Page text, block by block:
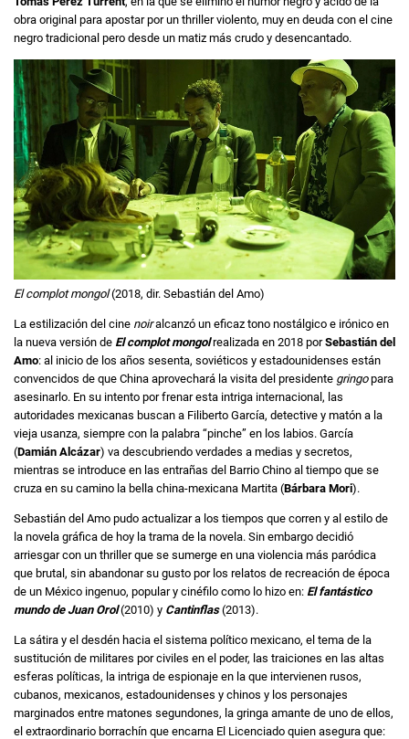
obra original para apostar por un thriller violento, muy en deuda con el cine
negro tradicional pero desde un matiz más crudo y desencantado.
El complot mongol(2018, dir. Sebastián del Amo)
La estilización del cine noiralcanzó un eficaz tono nostálgico e irónico en
la nueva versión de El complot mongolrealizada en 2018 porSebastián del
Amo: al inicio de los años sesenta, soviéticos y estadounidenses están
convencidos de que China aprovechará la visita del presidente gringopara
asesinarlo. En su intento por frenar esta intriga internacional, las
autoridades mexicanas buscan a Filiberto García, detective y matón a la
vieja usanza, siempre con la palabra “pinche” en los labios. García
(Damián Alcázar) va descubriendo verdades a medias y secretos,
mientras se introduce en las entrañas del Barrio Chino al tiempo que se
cruza en su camino la bella china-mexicana Martita (Bárbara Mori).
Sebastián del Amo pudo actualizar a los tiempos que corren y al estilo de
la novela gráfica de hoy la trama de la novela. Sin embargo decidió
arriesgar con un thriller que se sumerge en una violencia más paródica
que brutal, sin abandonar su gusto por los relatos de recreación de época
de un México ingenuo, popular y cinéfilo como lo hizo en: El fantástico
mundo de Juan Orol(2010) y Cantinflas(2013).
La sátira y el desdén hacia el sistema político mexicano, el tema de la
sustitución de militares por civiles en el poder, las traiciones en las altas
esferas políticas, la intriga de espionaje en la que intervienen rusos,
cubanos, mexicanos, estadounidenses y chinos y los personajes
marginados entre matones segundones, la gringa amante de uno de ellos,
el extraordinario borrachín que encarna El Licenciado quien asegura que: